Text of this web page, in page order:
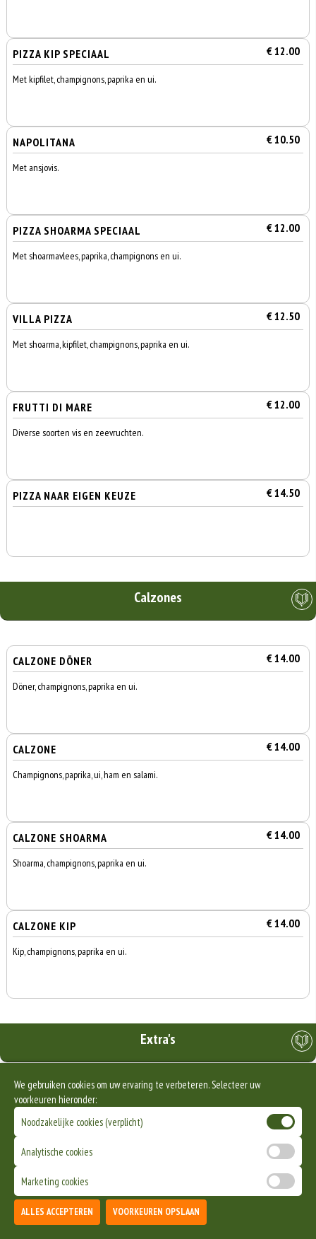
PIZZA KIP SPECIAAL € 12.00
Met kipfilet, champignons, paprika en ui.
NAPOLITANA € 10.50
Met ansjovis.
PIZZA SHOARMA SPECIAAL € 12.00
Met shoarmavlees, paprika, champignons en ui.
VILLA PIZZA € 12.50
Met shoarma, kipfilet, champignons, paprika en ui.
FRUTTI DI MARE € 12.00
Diverse soorten vis en zeevruchten.
PIZZA NAAR EIGEN KEUZE € 14.50
Calzones
CALZONE DÖNER € 14.00
Döner, champignons, paprika en ui.
CALZONE € 14.00
Champignons, paprika, ui, ham en salami.
CALZONE SHOARMA € 14.00
Shoarma, champignons, paprika en ui.
CALZONE KIP € 14.00
Kip, champignons, paprika en ui.
Extra's
MAYONAISE
Dranken
€ 0,00
We gebruiken cookies om uw ervaring te verbeteren. Selecteer uw
voorkeuren hieronder:
Noodzakelijke cookies (verplicht)
Analytische cookies
Marketing cookies
ALLES ACCEPTEREN VOORKEUREN OPSLAAN